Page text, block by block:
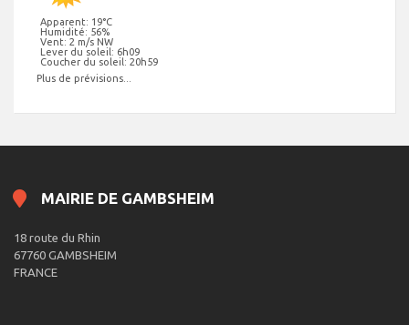
Apparent: 19°C
Humidité: 56%
Vent: 2 m/s NW
Lever du soleil: 6h09
Coucher du soleil: 20h59
Plus de prévisions...
MAIRIE DE GAMBSHEIM
18 route du Rhin
67760 GAMBSHEIM
FRANCE